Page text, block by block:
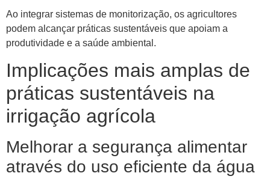
Ao integrar sistemas de monitorização, os agricultores
podem alcançar práticas sustentáveis ​​que apoiam a
produtividade e a saúde ambiental.
Implicações mais amplas de
práticas sustentáveis ​​na
irrigação agrícola
Melhorar a segurança alimentar
através do uso eficiente da água